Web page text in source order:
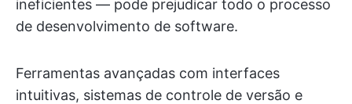
ineficientes — pode prejudicar todo o processo
de desenvolvimento de software.
Ferramentas avançadas com interfaces
intuitivas, sistemas de controle de versão e